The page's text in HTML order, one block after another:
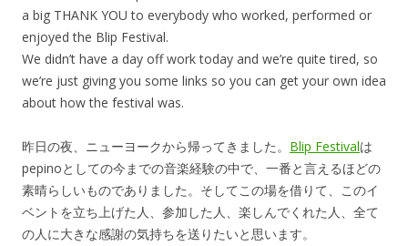
a big THANK YOU to everybody who worked, performed or
enjoyed the Blip Festival.
We didn’t have a day off work today and we’re quite tired, so
we’re just giving you some links so you can get your own idea
about how the festival was.
昨日の夜、ニューヨークから帰ってきました。 Blip Festivalは
pepinoとしての今までの音楽経験の中で、一番と言えるほどの
素晴らしいものでありました。そしてこの場を借りて、このイ
ベントを立ち上げた人、参加した人、楽しんでくれた人、全て
の人に大きな感謝の気持ちを送りたいと思います。